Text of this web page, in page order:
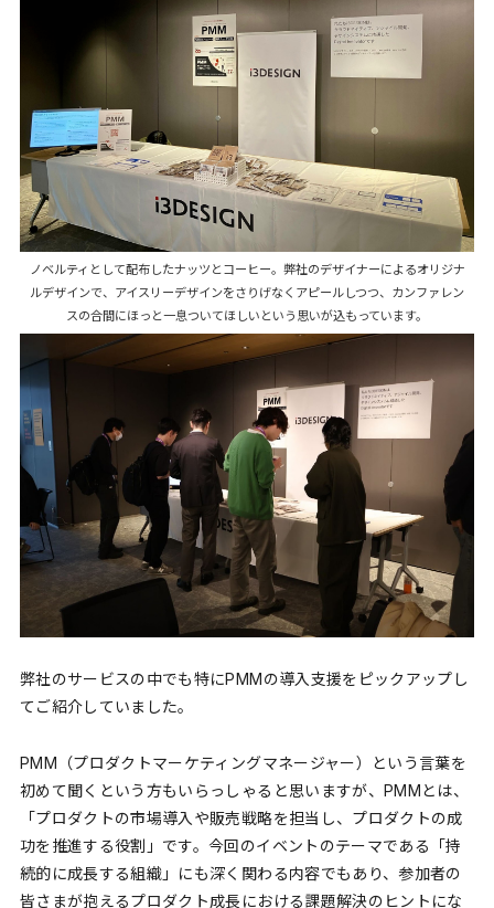
ノベルティとして配布したナッツとコーヒー。弊社のデザイナーによるオリジナ
ルデザインで、アイスリーデザインをさりげなくアピールしつつ、カンファレン
スの合間にほっと一息ついてほしいという思いが込もっています。
弊社のサービスの中でも特にPMMの導入支援をピックアップし
てご紹介していました。
PMM（プロダクトマーケティングマネージャー）という言葉を
初めて聞くという方もいらっしゃると思いますが、PMMとは、
「プロダクトの市場導入や販売戦略を担当し、プロダクトの成
功を推進する役割」です。今回のイベントのテーマである「持
続的に成長する組織」にも深く関わる内容でもあり、参加者の
皆さまが抱えるプロダクト成長における課題解決のヒントにな